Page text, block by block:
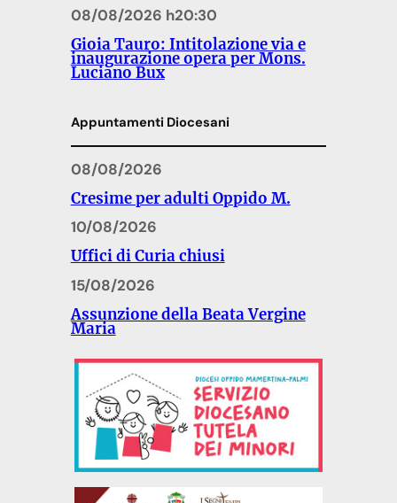
08/08/2026 h20:30
Gioia Tauro: Intitolazione via e
inaugurazione opera per Mons.
Luciano Bux
Appuntamenti Diocesani
08/08/2026
Cresime per adulti Oppido M.
10/08/2026
Uffici di Curia chiusi
15/08/2026
Assunzione della Beata Vergine
Maria